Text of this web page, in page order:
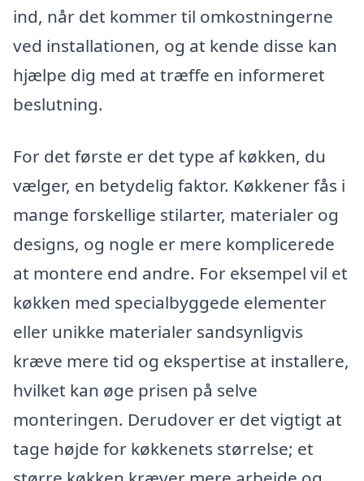
ind, når det kommer til omkostningerne
ved installationen, og at kende disse kan
hjælpe dig med at træffe en informeret
beslutning.
For det første er det type af køkken, du
vælger, en betydelig faktor. Køkkener fås i
mange forskellige stilarter, materialer og
designs, og nogle er mere komplicerede
at montere end andre. For eksempel vil et
køkken med specialbyggede elementer
eller unikke materialer sandsynligvis
kræve mere tid og ekspertise at installere,
hvilket kan øge prisen på selve
monteringen. Derudover er det vigtigt at
tage højde for køkkenets størrelse; et